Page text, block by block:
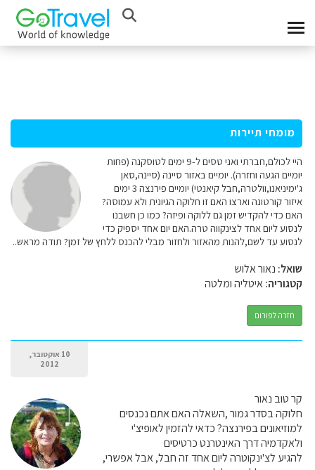
מומחי תיירות
היי לכולם,חברתי ואני טסים ל-9 ימים לטוסקנה (פחות
יומיים הגעה וחזרה). יומיים באזור סיינה (סיינה,סאן
ג'ימיניאנו,וולטרה,חבל קיאנטי) יומיים פירנצה 3 ימים
איזור קורטונה וארצו האם זו חלוקה הגיונית ולא עמוסה?
האם כדי להקדיש זמן גם ללוקה ופיזה? כמו כן חשבנו
לנסוע ליום אחד לצינקווה טרה.האם יום אחד יספיק כדי
לנסוע עד לשם,להנות מהאזור ולחזור מבלי להכנס ללחץ של זמן? תודה מראש..
שואל: נאור אלוש
קטגוריה:איטליה ומלטה
חזרה לפורום
10 אוקטובר,
2012
קר טוב נאור
חלוקה בסדר גמור ,השאלה האם אתם נכנסים
למוזיאונים בפירנצה? כדאי להזמין לאופיצ'י
ולאקדמיה דרך האינטרנט כרטיסים
להגיע לצ'ינקוטרה ליום אחד זה חבל, אבל אפשרי,